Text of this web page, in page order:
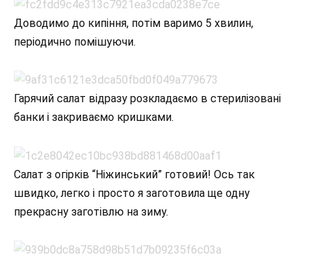
Доводимо до кипіння, потім варимо 5 хвилин,
періодично помішуючи.
Гарячий салат відразу розкладаємо в стерилізовані
банки і закриваємо кришками.
Салат з огірків “Ніжинський” готовий! Ось так
швидко, легко і просто я заготовила ще одну
прекрасну заготівлю на зиму.